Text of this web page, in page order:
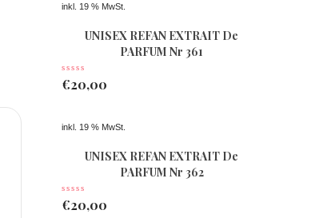
inkl. 19 % MwSt.
UNISEX REFAN EXTRAIT De
PARFUM Nr 361
€20,00
inkl. 19 % MwSt.
UNISEX REFAN EXTRAIT De
PARFUM Nr 362
€20,00